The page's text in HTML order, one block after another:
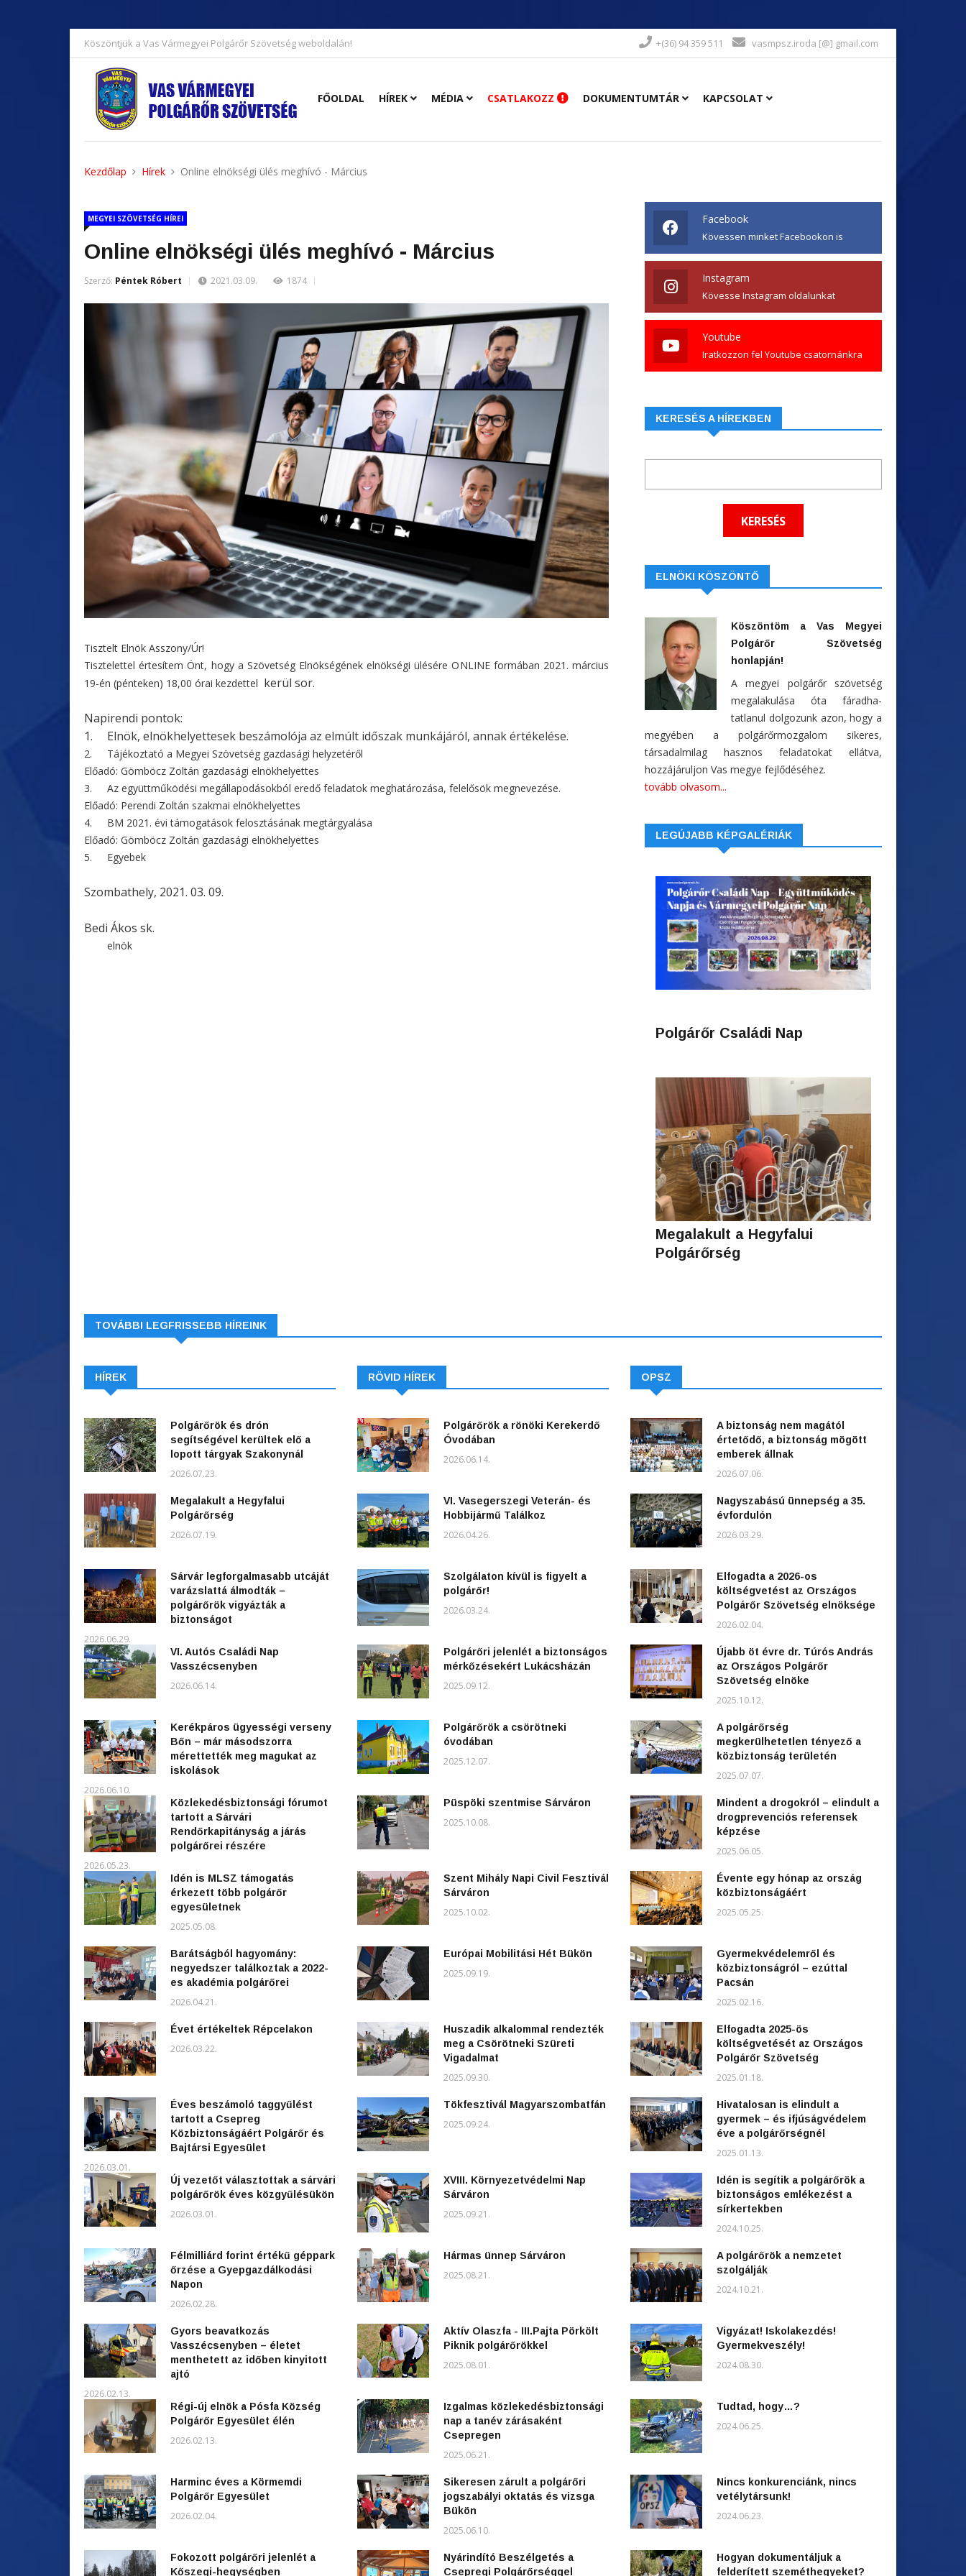
Köszöntjük a Vas Vármegyei Polgárőr Szövetség weboldalán! +(36) 94 359 511 vasmpsz.iroda [@] gmail.com
FŐOLDAL HÍREK MÉDIA CSATLAKOZZ DOKUMENTUMTÁR KAPCSOLAT
Kezdőlap Hírek Online elnökségi ülés meghívó - Március
MEGYEI SZÖVETSÉG HÍREI
Online elnökségi ülés meghívó - Március
Szerző: Péntek Róbert 2021.03.09. 1874
Tisztelt Elnök Asszony/Úr!
Tisztelettel értesítem Önt, hogy a Szövetség Elnökségének elnökségi ülésére ONLINE formában 2021. március
19-én (pénteken) 18,00 órai kezdettel kerül sor.
Napirendi pontok:
1.
Elnök, elnökhelyettesek beszámolója az elmúlt időszak munkájáról, annak értékelése.
2.
Tájékoztató a Megyei Szövetség gazdasági helyzetéről
Előadó: Gömböcz Zoltán gazdasági elnökhelyettes
3.
Az együttműködési megállapodásokból eredő feladatok meghatározása, felelősök megnevezése.
Előadó: Perendi Zoltán szakmai elnökhelyettes
4.
BM 2021. évi támogatások felosztásának megtárgyalása
Előadó: Gömböcz Zoltán gazdasági elnökhelyettes
5.
Egyebek
Szombathely, 2021. 03. 09.
Bedi Ákos sk.
elnök
Facebook
Kövessen minket Facebookon is
Instagram
Kövesse Instagram oldalunkat
Youtube
Iratkozzon fel Youtube csatornánkra
KERESÉS A HÍREKBEN
ELNÖKI KÖSZÖNTŐ
Köszöntöm a Vas Megyei
Polgárőr Szövetség
honlapján!
A megyei polgárőr szövetség
megalakulása óta fáradha-
tatlanul dolgozunk azon, hogy a
megyében a polgárőrmozgalom sikeres,
társadalmilag hasznos feladatokat ellátva,
hozzájáruljon Vas megye fejlődéséhez.
tovább olvasom...
LEGÚJABB KÉPGALÉRIÁK
Polgárőr Családi Nap
Megalakult a Hegyfalui
Polgárőrség
TOVÁBBI LEGFRISSEBB HÍREINK
HÍREK
Polgárőrök és drón
segítségével kerültek elő a
lopott tárgyak Szakonynál
2026.07.23.
Megalakult a Hegyfalui
Polgárőrség
2026.07.19.
Sárvár legforgalmasabb utcáját
varázslattá álmodták –
polgárőrök vigyázták a
biztonságot
2026.06.29.
VI. Autós Családi Nap
Vasszécsenyben
2026.06.14.
Kerékpáros ügyességi verseny
Bőn – már másodszorra
mérettették meg magukat az
iskolások
2026.06.10.
Közlekedésbiztonsági fórumot
tartott a Sárvári
Rendőrkapitányság a járás
polgárőrei részére
2026.05.23.
Idén is MLSZ támogatás
érkezett több polgárőr
egyesületnek
2025.05.08.
Barátságból hagyomány:
negyedszer találkoztak a 2022-
es akadémia polgárőrei
2026.04.21.
Évet értékeltek Répcelakon
2026.03.22.
Éves beszámoló taggyűlést
tartott a Csepreg
Közbiztonságáért Polgárőr és
Bajtársi Egyesület
2026.03.01.
Új vezetőt választottak a sárvári
polgárőrök éves közgyűlésükön
2026.03.01.
Félmilliárd forint értékű géppark
őrzése a Gyepgazdálkodási
Napon
2026.02.28.
Gyors beavatkozás
Vasszécsenyben – életet
menthetett az időben kinyitott
ajtó
2026.02.13.
Régi-új elnök a Pósfa Község
Polgárőr Egyesület élén
2026.02.13.
Harminc éves a Körmemdi
Polgárőr Egyesület
2026.02.04.
Fokozott polgárőri jelenlét a
Kőszegi-hegységben
RÖVID HÍREK
Polgárőrök a rönöki Kerekerdő
Óvodában
2026.06.14.
VI. Vasegerszegi Veterán- és
Hobbijármű Találkoz
2026.04.26.
Szolgálaton kívül is figyelt a
polgárőr!
2026.03.24.
Polgárőri jelenlét a biztonságos
mérkőzésekért Lukácsházán
2025.09.12.
Polgárőrök a csörötneki
óvodában
2025.12.07.
Püspöki szentmise Sárváron
2025.10.08.
Szent Mihály Napi Civil Fesztivál
Sárváron
2025.10.02.
Európai Mobilitási Hét Bükön
2025.09.19.
Huszadik alkalommal rendezték
meg a Csörötneki Szüreti
Vigadalmat
2025.09.30.
Tökfesztivál Magyarszombatfán
2025.09.24.
XVIII. Környezetvédelmi Nap
Sárváron
2025.09.21.
Hármas ünnep Sárváron
2025.08.21.
Aktív Olaszfa - III.Pajta Pörkölt
Piknik polgárőrökkel
2025.08.01.
Izgalmas közlekedésbiztonsági
nap a tanév zárásaként
Csepregen
2025.06.21.
Sikeresen zárult a polgárőri
jogszabályi oktatás és vizsga
Bükön
2025.06.10.
Nyárindító Beszélgetés a
Csepregi Polgárőrséggel
OPSZ
A biztonság nem magától
értetődő, a biztonság mögött
emberek állnak
2026.07.06.
Nagyszabású ünnepség a 35.
évfordulón
2026.03.29.
Elfogadta a 2026-os
költségvetést az Országos
Polgárőr Szövetség elnöksége
2026.02.04.
Újabb öt évre dr. Túrós András
az Országos Polgárőr
Szövetség elnöke
2025.10.12.
A polgárőrség
megkerülhetetlen tényező a
közbiztonság területén
2025.07.07.
Mindent a drogokról – elindult a
drogprevenciós referensek
képzése
2025.06.05.
Évente egy hónap az ország
közbiztonságáért
2025.05.25.
Gyermekvédelemről és
közbiztonságról – ezúttal
Pacsán
2025.02.16.
Elfogadta 2025-ös
költségvetését az Országos
Polgárőr Szövetség
2025.01.18.
Hivatalosan is elindult a
gyermek – és ifjúságvédelem
éve a polgárőrségnél
2025.01.13.
Idén is segítik a polgárőrök a
biztonságos emlékezést a
sírkertekben
2024.10.25.
A polgárőrök a nemzetet
szolgálják
2024.10.21.
Vigyázat! Iskolakezdés!
Gyermekveszély!
2024.08.30.
Tudtad, hogy…?
2024.06.25.
Nincs konkurenciánk, nincs
vetélytársunk!
2024.06.23.
Hogyan dokumentáljuk a
felderített szeméthegyeket?